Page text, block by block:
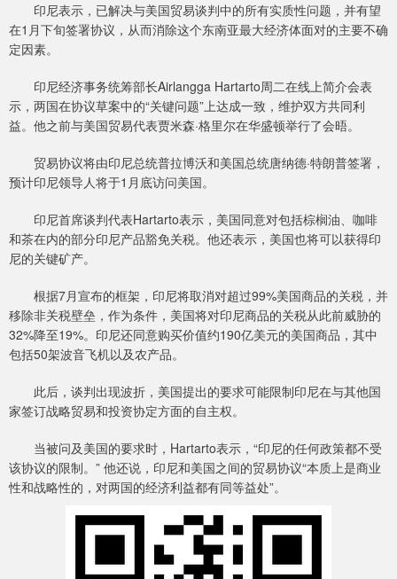
印尼表示，已解决与美国贸易谈判中的所有实质性问题，并有望
在1月下旬签署协议，从而消除这个东南亚最大经济体面对的主要不确
定因素。
印尼经济事务统筹部长Airlangga Hartarto周二在线上简介会表
示，两国在协议草案中的“关键问题”上达成一致，维护双方共同利
益。他之前与美国贸易代表贾米森·格里尔在华盛顿举行了会晤。
贸易协议将由印尼总统普拉博沃和美国总统唐纳德·特朗普签署，
预计印尼领导人将于1月底访问美国。
印尼首席谈判代表Hartarto表示，美国同意对包括棕榈油、咖啡
和茶在内的部分印尼产品豁免关税。他还表示，美国也将可以获得印
尼的关键矿产。
根据7月宣布的框架，印尼将取消对超过99%美国商品的关税，并
移除非关税壁垒，作为条件，美国将对印尼商品的关税从此前威胁的
32%降至19%。印尼还同意购买价值约190亿美元的美国商品，其中
包括50架波音飞机以及农产品。
此后，谈判出现波折，美国提出的要求可能限制印尼在与其他国
家签订战略贸易和投资协定方面的自主权。
当被问及美国的要求时，Hartarto表示，“印尼的任何政策都不受
该协议的限制。” 他还说，印尼和美国之间的贸易协议“本质上是商业
性和战略性的，对两国的经济利益都有同等益处”。